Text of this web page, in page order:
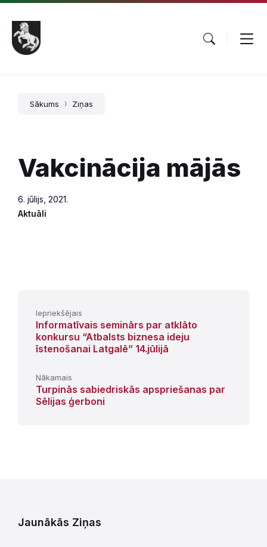
Pāriet
saturu
Skip
main
navigation
Skip
footer
Sākums Ziņas
Vakcinācija mājās
6. jūlijs, 2021.
Aktuāli
Iepriekšējais
Informatīvais seminārs par atklāto
konkursu “Atbalsts biznesa ideju
īstenošanai Latgalē” 14.jūlijā
Nākamais
Turpinās sabiedriskās apspriešanas par
Sēlijas ģerboni
Jaunākās Ziņas